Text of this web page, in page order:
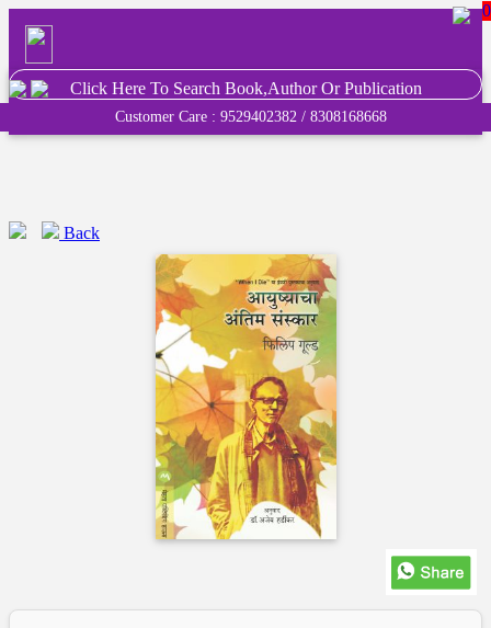
0
Click Here To Search Book,Author Or Publication
Customer Care : 9529402382 / 8308168668
Back